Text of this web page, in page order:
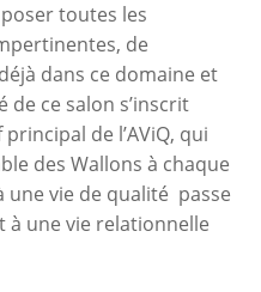
poser toutes les
de
dans ce domaine et
de ce salon s’inscrit
de l’AViQ, qui
des Wallons à chaque
une vie de qualité passe
à une vie relationnelle